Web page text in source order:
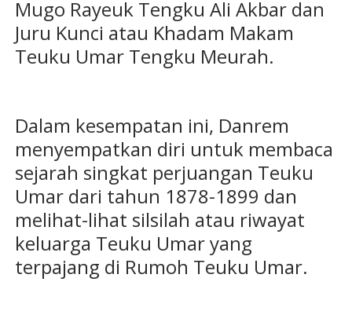
Mugo Rayeuk Tengku Ali Akbar dan
Juru Kunci atau Khadam Makam
Teuku Umar Tengku Meurah.
Dalam kesempatan ini, Danrem
menyempatkan diri untuk membaca
sejarah singkat perjuangan Teuku
Umar dari tahun 1878-1899 dan
melihat-lihat silsilah atau riwayat
keluarga Teuku Umar yang
terpajang di Rumoh Teuku Umar.